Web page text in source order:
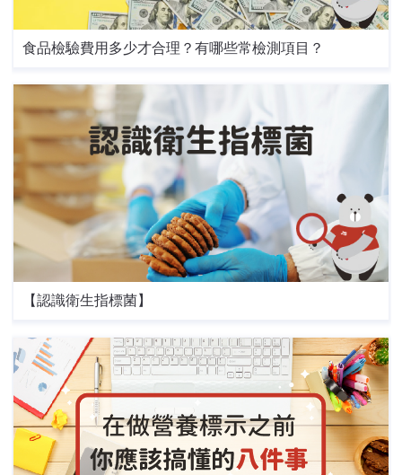
食品檢驗費用多少才合理？有哪些常檢測項目？
【認識衛生指標菌】